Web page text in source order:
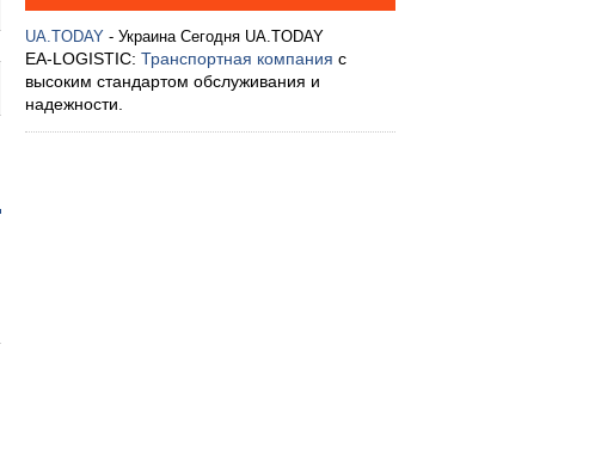
UA.TODAY - Украина Сегодня UA.TODAY
EA-LOGISTIC: Транспортная компания с
высоким стандартом обслуживания и
надежности.